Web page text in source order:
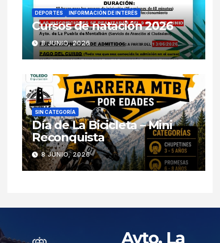
DEPORTES INFORMACIÓN DE INTERÉS
Cursos de natación 2026
8 JUNIO, 2026
SIN CATEGORÍA
Día de La Bicicleta – Mini
Reconquista
8 JUNIO, 2026
Ayto. La